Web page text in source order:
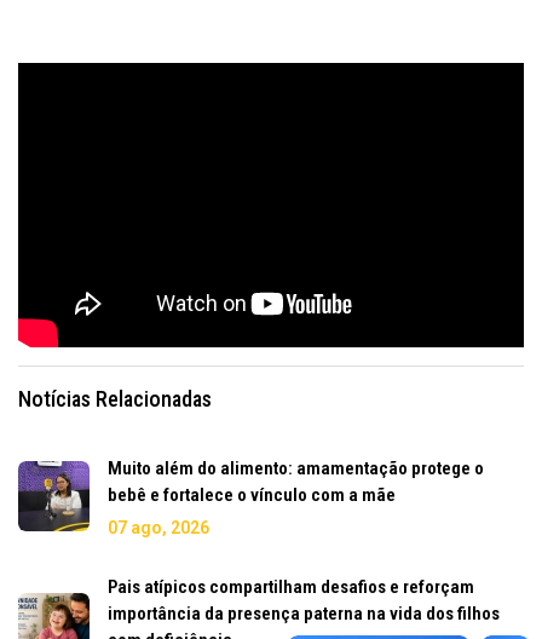
Notícias Relacionadas
Muito além do alimento: amamentação protege o
bebê e fortalece o vínculo com a mãe
07 ago, 2026
Pais atípicos compartilham desafios e reforçam
importância da presença paterna na vida dos filhos